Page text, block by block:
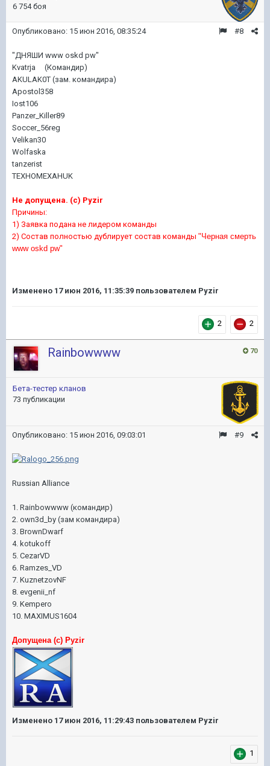
6 754 боя
#8
Опубликовано: 15 июн 2016, 08:35:24
"ДНЯШИ www oskd pw"
Kvatrja (Командир)
AKULAK0T (зам. командира)
Apostol358
Iost106
Panzer_Killer89
Soccer_56reg
Velikan30
Wolfaska
tanzerist
TEXHOMEXAHUK
Не допущена. (с) Pyzir
Причины:
1) Заявка подана не лидером команды
2) Состав полностью дублирует состав команды "Черная смерть
www oskd pw"
Изменено 17 июн 2016, 11:35:39 пользователем Pyzir
2 2
70
Rainbowwww
Бета-тестер кланов
73 публикации
#9
Опубликовано: 15 июн 2016, 09:03:01
Russian Alliance
1. Rainbowwww (командир)
2. own3d_by (зам командира)
3. BrownDwarf
4. kotukoff
5. CezarVD
6. Ramzes_VD
7. KuznetzovNF
8. evgenii_nf
9. Kempero
10. MAXIMUS1604
Допущена (с) Pyzir
Изменено 17 июн 2016, 11:29:43 пользователем Pyzir
1